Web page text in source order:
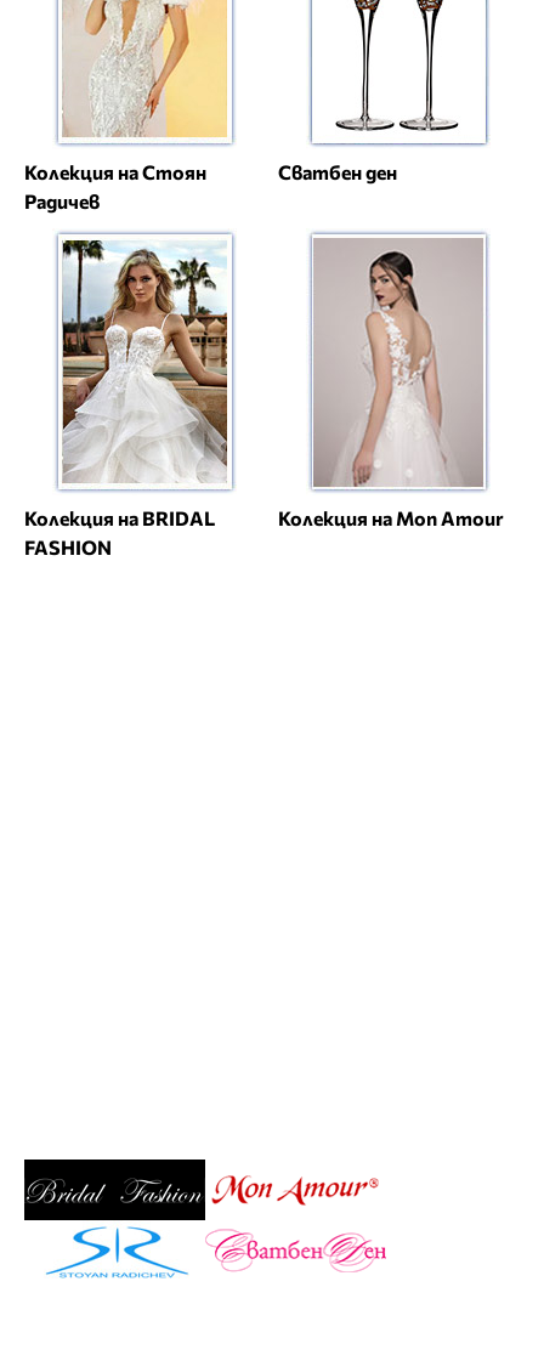
Колекция на Стоян
Радичев
Сватбен ден
Колекция на BRIDAL
FASHION
Колекция на Mon Amour